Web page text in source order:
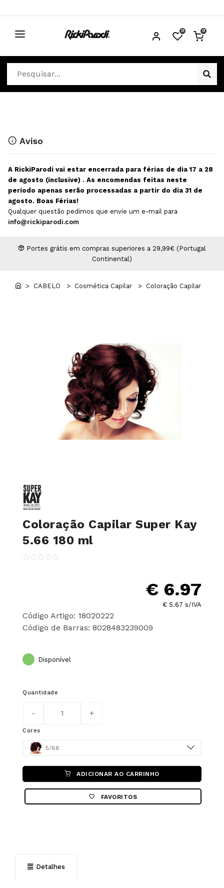
0 0
CABELO
Cosmética Capilar
Equipamentos Elétricos
Escovas e Pente
Extensões
MAN WORLD - Espaço Homem
Professional Wear
Depilação
Descartáveis Estética
Diversos Estética
Equipamentos Depilação
Maquilhagem Profissional
Aviso
A RickiParodi vai estar encerrada para férias de dia 17 a 28
de agosto (inclusive) . As encomendas feitas neste
período apenas serão processadas a partir do dia 31 de
agosto. Boas Férias!
Qualquer questão pedimos que envie um e-mail para
info@rickiparodi.com
Portes grátis em compras superiores a 29,99€ (Portugal
Continental)
> CABELO > Cosmética Capilar > Coloração Capilar
Coloração Capilar Super Kay
5.66 180 ml
€ 6.97
€ 5.67 s/IVA
Código Artigo: 18020222
Código de Barras: 8028483239009
Disponível
Quantidade
Cores
Color 5/66
ADICIONAR AO CARRINHO
FAVORITOS
Detalhes